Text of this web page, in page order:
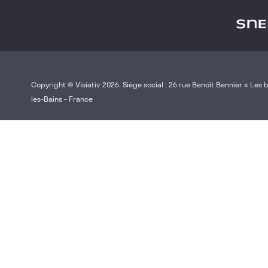
Service client
Copyright © Visiativ 2026. Siège social : 26 rue Benoît Bennier « Les
les-Bains - France